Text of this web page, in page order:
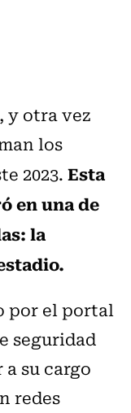
y otra vez
los
2023.Esta
en una de
la
por el portal
seguridad
su cargo
redes